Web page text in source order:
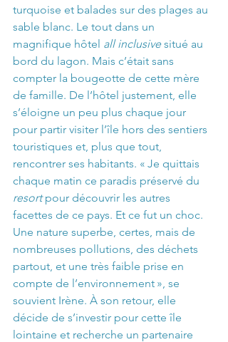
turquoise et balades sur des plages au
sable blanc. Le tout dans un
magnifique hôtel all inclusive situé au
bord du lagon. Mais c’était sans
compter la bougeotte de cette mère
de famille. De l’hôtel justement, elle
s’éloigne un peu plus chaque jour
pour partir visiter l’île hors des sentiers
touristiques et, plus que tout,
rencontrer ses habitants. « Je quittais
chaque matin ce paradis préservé du
resort pour découvrir les autres
facettes de ce pays. Et ce fut un choc.
Une nature superbe, certes, mais de
nombreuses pollutions, des déchets
partout, et une très faible prise en
compte de l’environnement », se
souvient Irène. À son retour, elle
décide de s’investir pour cette île
lointaine et recherche un partenaire